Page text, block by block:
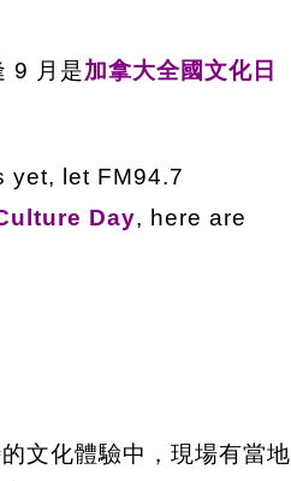
9 月是加拿大全國文化日
yet, let FM94.7
Day, here are
文化體驗中，現場有當地